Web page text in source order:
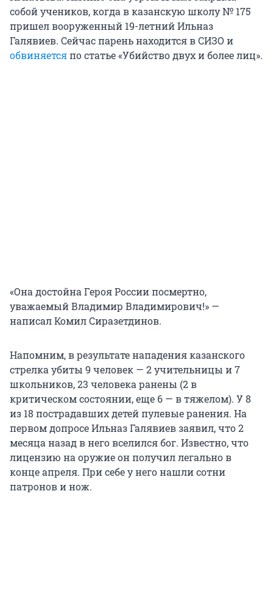
собой учеников, когда в казанскую школу № 175
пришел вооруженный 19-летний Ильназ
Галявиев. Сейчас парень находится в СИЗО и
обвиняетсяпо статье «Убийство двух и более лиц».
«Она достойна Героя России посмертно,
уважаемый Владимир Владимирович!» —
написал Комил Сиразетдинов.
Напомним, в результате нападения казанского
стрелка убиты 9 человек — 2 учительницы и 7
школьников, 23 человека ранены (2 в
критическом состоянии, еще 6 — в тяжелом). У 8
из 18 пострадавших детей пулевые ранения. На
первом допросе Ильназ Галявиев заявил, что 2
месяца назад в него вселился бог. Известно, что
лицензию на оружие он получил легально в
конце апреля. При себе у него нашли сотни
патронов и нож.